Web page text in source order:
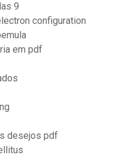
9
configuration
em pdf
desejos pdf